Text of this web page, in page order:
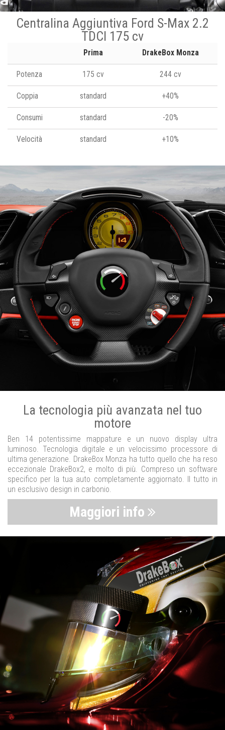
Centralina Aggiuntiva Ford S-Max 2.2
TDCI 175 cv
Prima DrakeBox Monza
Potenza 175 cv 244 cv
Coppia standard +40%
Consumi standard -20%
Velocità standard +10%
La tecnologia più avanzata nel tuo
motore
Ben 14 potentissime mappature e un nuovo display ultra
luminoso. Tecnologia digitale e un velocissimo processore di
ultima generazione. DrakeBox Monza ha tutto quello che ha reso
eccezionale DrakeBox2, e molto di più. Compreso un software
specifico per la tua auto completamente aggiornato. Il tutto in
un esclusivo design in carbonio.
Maggiori info